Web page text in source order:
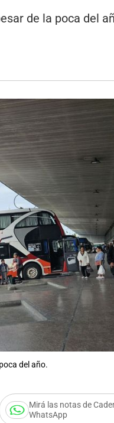
de la poca del
del año.
Mirá las notas de
WhatsApp
Notas
Sole en Cadena 3